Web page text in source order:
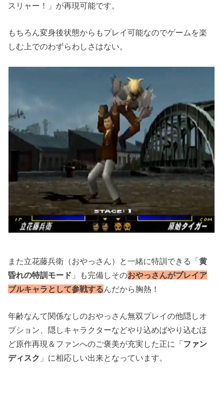
スリャー！」が再現可能です。
もちろん変身後状態からもプレイ可能なのでゲームを楽
しむ上でのわずらわしさはない。
また立花藤兵衛（おやっさん）と一緒に特訓できる「黄
昏れの特訓モード 」も完備しそのおやっさんがプレイア
ブルキャラとして参戦するんだから胸熱！
年齢なんて関係なしのおやっさん無双プレイの他隠しオ
プション、隠しキャラクターなどやり込めばやり込むほ
ど原作再現＆ファンへのご褒美が充実した正に「ファン
ディスク 」に相応しい出来となっています。